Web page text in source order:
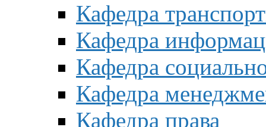
Кафедра
Кафедра
Кафедра
Кафедра
Кафедра права